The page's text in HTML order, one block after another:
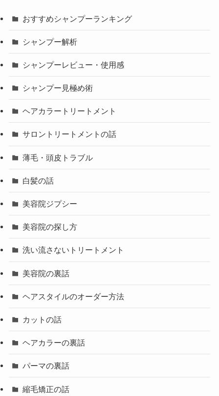
おすすめシャンプーランキング
シャンプー解析
シャンプーレビュー・使用感
シャンプー見極め術
ヘアカラートリートメント
サロントリートメントの話
薄毛・頭皮トラブル
白髪の話
美容院ジプシー
美容院の探し方
洗い流さないトリートメント
美容院の裏話
ヘアスタイルのオーダー方法
カットの話
ヘアカラーの裏話
パーマの裏話
縮毛矯正の話